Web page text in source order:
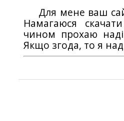
Для мене ваш
Намагаюся
чином прохаю
Якщо згода, то я